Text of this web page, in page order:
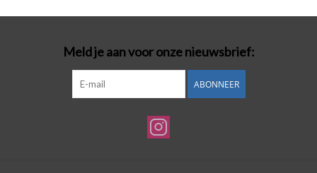
Meld je aan voor onze nieuwsbrief:
ABONNEER